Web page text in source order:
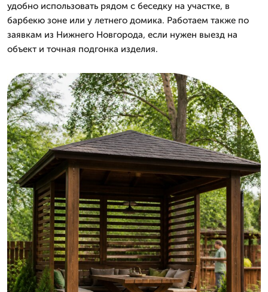
удобно использовать рядом с беседку на участке, в
барбекю зоне или у летнего домика. Работаем также по
заявкам из Нижнего Новгорода, если нужен выезд на
объект и точная подгонка изделия.